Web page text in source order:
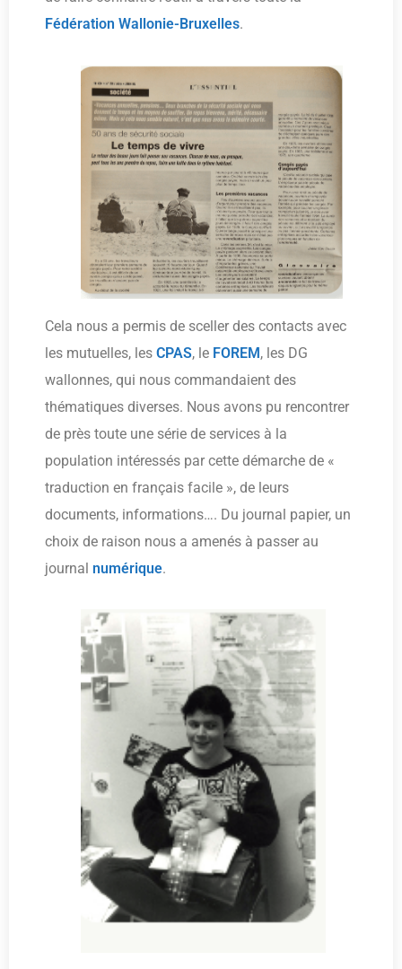
Fédération Wallonie-Bruxelles.
Cela nous a permis de sceller des contacts avec
les mutuelles, les CPAS, le FOREM, les DG
wallonnes, qui nous commandaient des
thématiques diverses. Nous avons pu rencontrer
de près toute une série de services à la
population intéressés par cette démarche de «
traduction en français facile », de leurs
documents, informations…. Du journal papier, un
choix de raison nous a amenés à passer au
journal numérique.